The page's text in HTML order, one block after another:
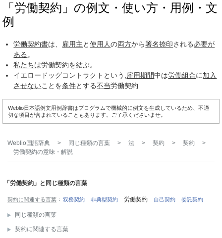
「労働契約」の例文・使い方・用例・文
例
労働契約書は、 雇用主と使用人の両方から署名捺印される必要が
ある 。
私たちは労働契約を結ぶ。
イエロードッグコントラクトという, 雇用期間中は労働組合に加入
させないことを条件とする不当労働契約
Weblio日本語例文用例辞書はプログラムで機械的に例文を生成しているため、不適
切な項目が含まれていることもあります。ご了承くださいませ。
Weblio国語辞典 > 同じ種類の言葉 > 法 > 契約 > 契約
>
労働契約の意味・解説
「労働契約」と同じ種類の言葉
契約に関連する言葉 双務契約 非典型契約 労働契約 自己契約 委託契約
同じ種類の言葉
契約に関連する言葉